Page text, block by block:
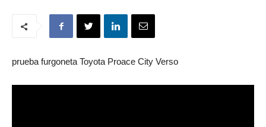
prueba furgoneta Toyota Proace City Verso